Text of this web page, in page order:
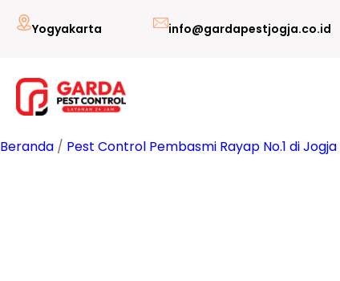
Lewati
Yogyakarta info@gardapestjogja.co.id
Beranda / Pest Control Pembasmi Rayap No.1 di Jogja